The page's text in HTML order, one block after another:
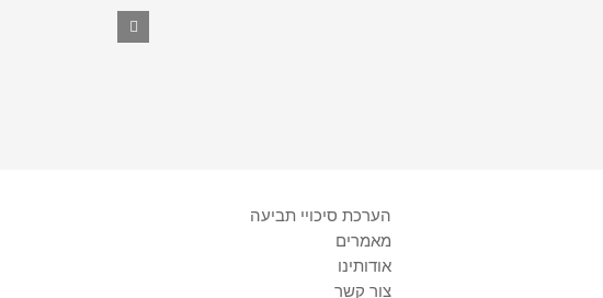
הערכת סיכויי תביעה
מאמרים
אודותינו
צור קשר